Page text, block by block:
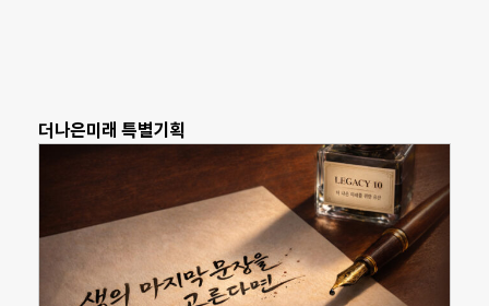
더나은미래 특별기획